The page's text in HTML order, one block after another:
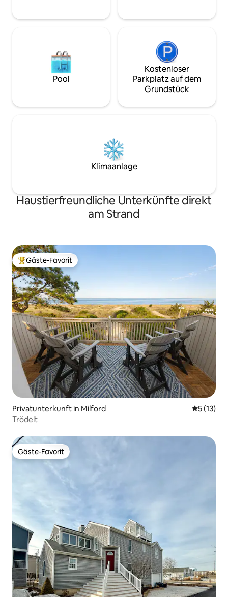
und eine Küchenzeile (kein Herd). 11,5 %
Geschäfte,
Pool
Kostenloser
Parkplatz auf dem
Grundstück
Klimaanlage
Haustierfreundliche Unterkünfte direkt
am Strand
Beliebter Gäste-Favorit.
Gäste-Favorit
Privatunterkunft in Milford
5 (13)
Trödelt
Gäste-Favorit
Gäste-Favorit